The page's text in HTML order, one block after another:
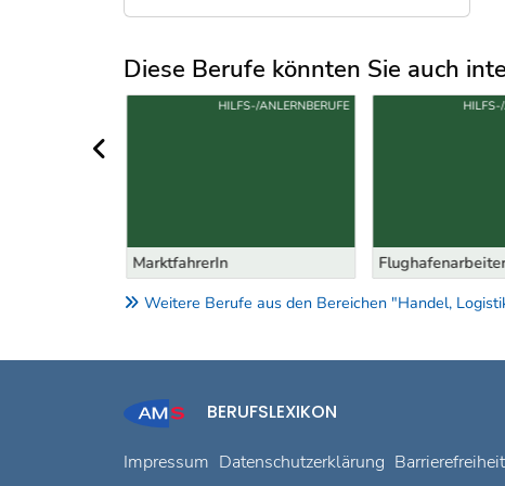
Diese Berufe könnten Sie auch
Uber weitere Berufsvorschläge
MarktfahrerIn
HILFS-/ANLERNBERUFE HILFS-/
Weitere Berufe aus den Bereichen "Handel,
BERUFSLEXIKON
Impressum Datenschutzerklärung